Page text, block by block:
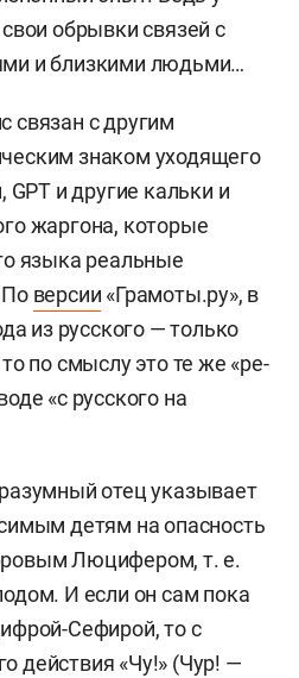
обрывки связей с
и близкими людьми…
связан с другим
знаком уходящего
GPT и другие кальки и
жаргона, которые
языка реальные
версии «Грамоты.ру», в
из русского — только
по смыслу это те же «ре-
«с русского на
отец указывает
детям на опасность
Люцифером, т. е.
И если он сам пока
Сефирой, то с
действия «Чу!» (Чур! —